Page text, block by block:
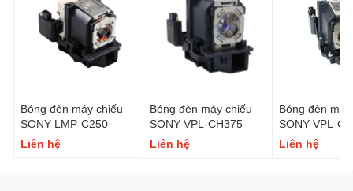
Bóng đèn máy chiếu
SONY LMP-C250
Liên hệ
Bóng đèn máy chiếu
SONY VPL-CH375
Liên hệ
Bóng đèn
SONY VPL-
Liên hệ